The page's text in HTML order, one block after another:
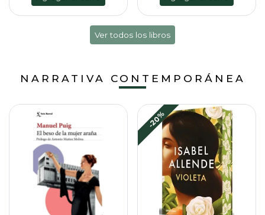
Ver todos los libros
NARRATIVA CONTEMPORÁNEA
-20%